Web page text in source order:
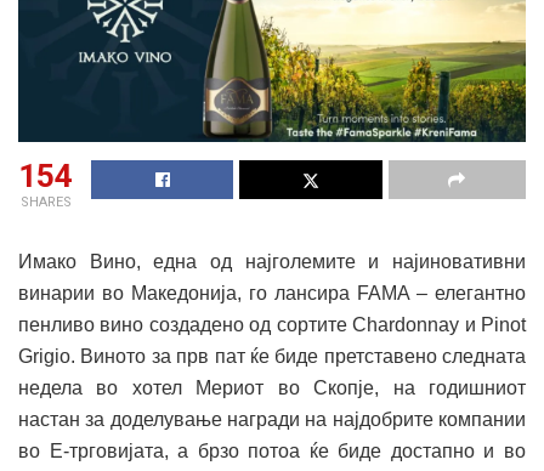
154
SHARES
Имако Вино, една од најголемите и најиновативни
винарии во Македонија, го лансира FAMA – елегантно
пенливо вино создадено од сортите Chardonnay и Pinot
Grigio. Виното за прв пат ќе биде претставено следната
недела во хотел Мериот во Скопје, на годишниот
настан за доделување награди на најдобрите компании
во Е-трговијата, а брзо потоа ќе биде достапно и во